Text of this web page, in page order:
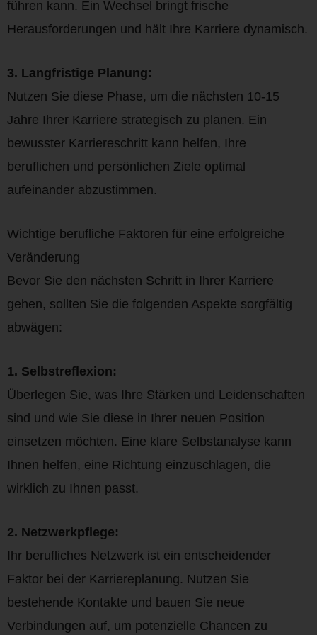
führen kann. Ein Wechsel bringt frische
Herausforderungen und hält Ihre Karriere dynamisch.
3. Langfristige Planung:
Nutzen Sie diese Phase, um die nächsten 10-15
Jahre Ihrer Karriere strategisch zu planen. Ein
bewusster Karriereschritt kann helfen, Ihre
beruflichen und persönlichen Ziele optimal
aufeinander abzustimmen.
Wichtige berufliche Faktoren für eine erfolgreiche
Veränderung
Bevor Sie den nächsten Schritt in Ihrer Karriere
gehen, sollten Sie die folgenden Aspekte sorgfältig
abwägen:
1. Selbstreflexion:
Überlegen Sie, was Ihre Stärken und Leidenschaften
sind und wie Sie diese in Ihrer neuen Position
einsetzen möchten. Eine klare Selbstanalyse kann
Ihnen helfen, eine Richtung einzuschlagen, die
wirklich zu Ihnen passt.
2. Netzwerkpflege:
Ihr berufliches Netzwerk ist ein entscheidender
Faktor bei der Karriereplanung. Nutzen Sie
bestehende Kontakte und bauen Sie neue
Verbindungen auf, um potenzielle Chancen zu